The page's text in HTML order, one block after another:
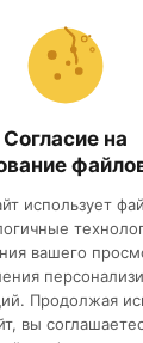
вдали от
Согласие на
использует
вашего
Продолжая
вы